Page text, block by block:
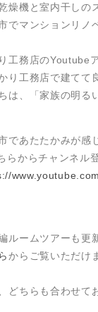
燥機と室内干しの
でマンションリノ
工務店のYoutube
かり工務店で建てて
は、「家族の明る
であたたかみが感
らからチャンネル
編ルームツアーも更
からご覧いただけ
どちらも合わせて